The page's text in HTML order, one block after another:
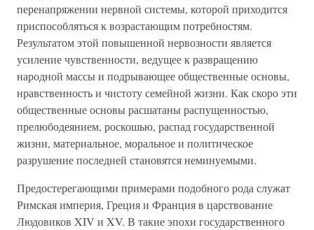
перенапряжении нервной системы, которой приходится
приспособляться к возрастающим потребностям.
Результатом этой повышенной нервозности является
усиление чувственности, ведущее к развращению
народной массы и подрывающее общественные основы,
нравственность и чистоту семейной жизни. Как скоро эти
общественные основы расшатаны распущенностью,
прелюбодеянием, роскошью, распад государственной
жизни, материальное, моральное и политическое
разрушение последней становятся неминуемыми.
Предостерегающими примерами подобного рода служат
Римская империя, Греция и Франция в царствование
Людовиков XIV и XV. В такие эпохи государственного